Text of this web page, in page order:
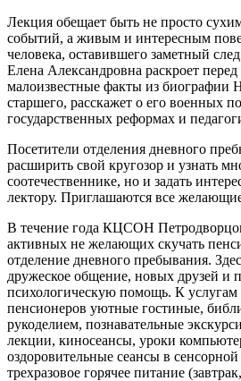
Лекция обещает быть не просто
событий, а живым и интересным
человека, оставившего заметный
Елена Александровна раскроет
малоизвестные факты из биографии
старшего, расскажет о его военных
государственных реформах и
Посетители отделения дневного
расширить свой кругозор и узнать
соотечественнике, но и задать
лектору. Приглашаются все
В течение года КЦСОН
активных не желающих скучать
отделение дневного пребывания.
дружеское общение, новых друзей и
психологическую помощь. К
пенсионеров уютные гостиные,
рукоделием, познавательные
лекции, киносеансы, уроки
оздоровительные сеансы в
трехразовое горячее питание